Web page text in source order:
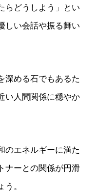
らどうしよう」とい
しい会話や振る舞い
深める石でもあるた
い人間関係に穏やか
のエネルギーに満た
ナーとの関係が円滑
。